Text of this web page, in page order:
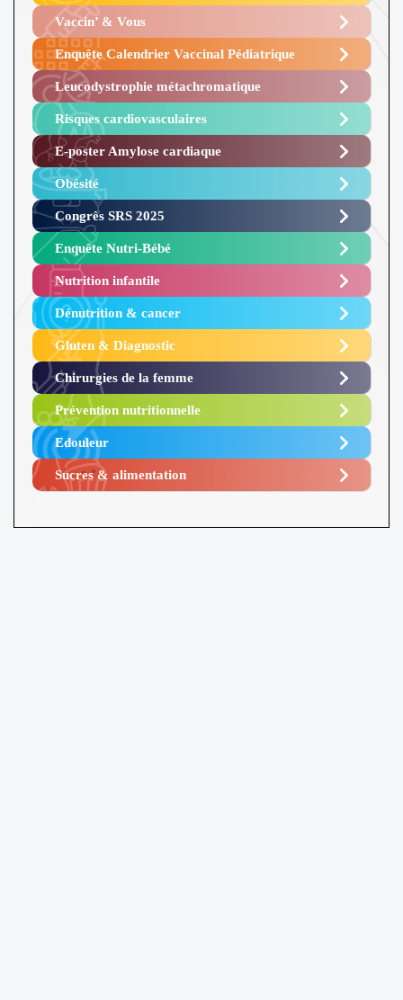
Vaccin’ & Vous
Enquête Calendrier Vaccinal Pédiatrique
Leucodystrophie métachromatique
Risques cardiovasculaires
E-poster Amylose cardiaque ​
Obésité ​
Congrès SRS 2025 ​
Enquête Nutri-Bébé ​
Nutrition infantile
Dénutrition & cancer
Gluten & Diagnostic
Chirurgies de la femme
Prévention nutritionnelle
Edouleur​
Sucres & alimentation​